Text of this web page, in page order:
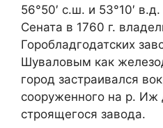
56°50′ с.ш. и 53°10′
Сената в 1760 г.
Горобладгодатских
Шуваловым как
город застраивался
сооруженного на р. Иж
строящегося завода.